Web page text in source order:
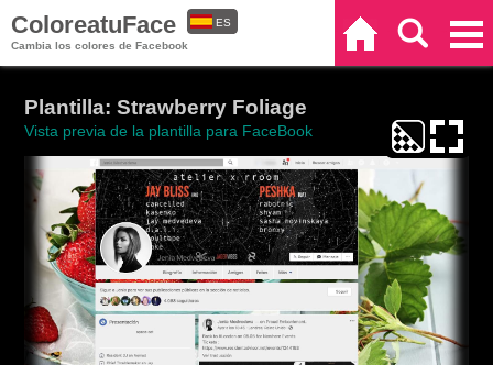
ColoreatuFace
Cambia los colores de Facebook
ES
Plantilla: Strawberry Foliage
Vista previa de la plantilla para FaceBook